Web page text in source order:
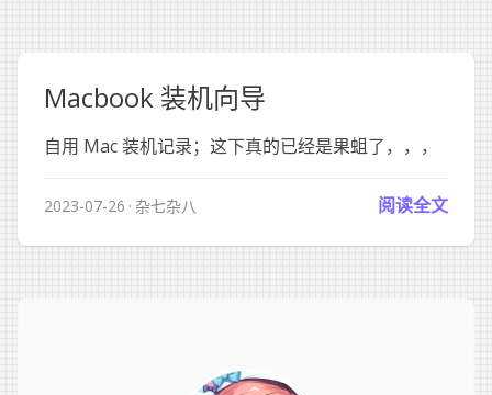
Macbook 装机向导
自用 Mac 装机记录；这下真的已经是果蛆了，，，
2023-07-26 杂七杂八 阅读全文